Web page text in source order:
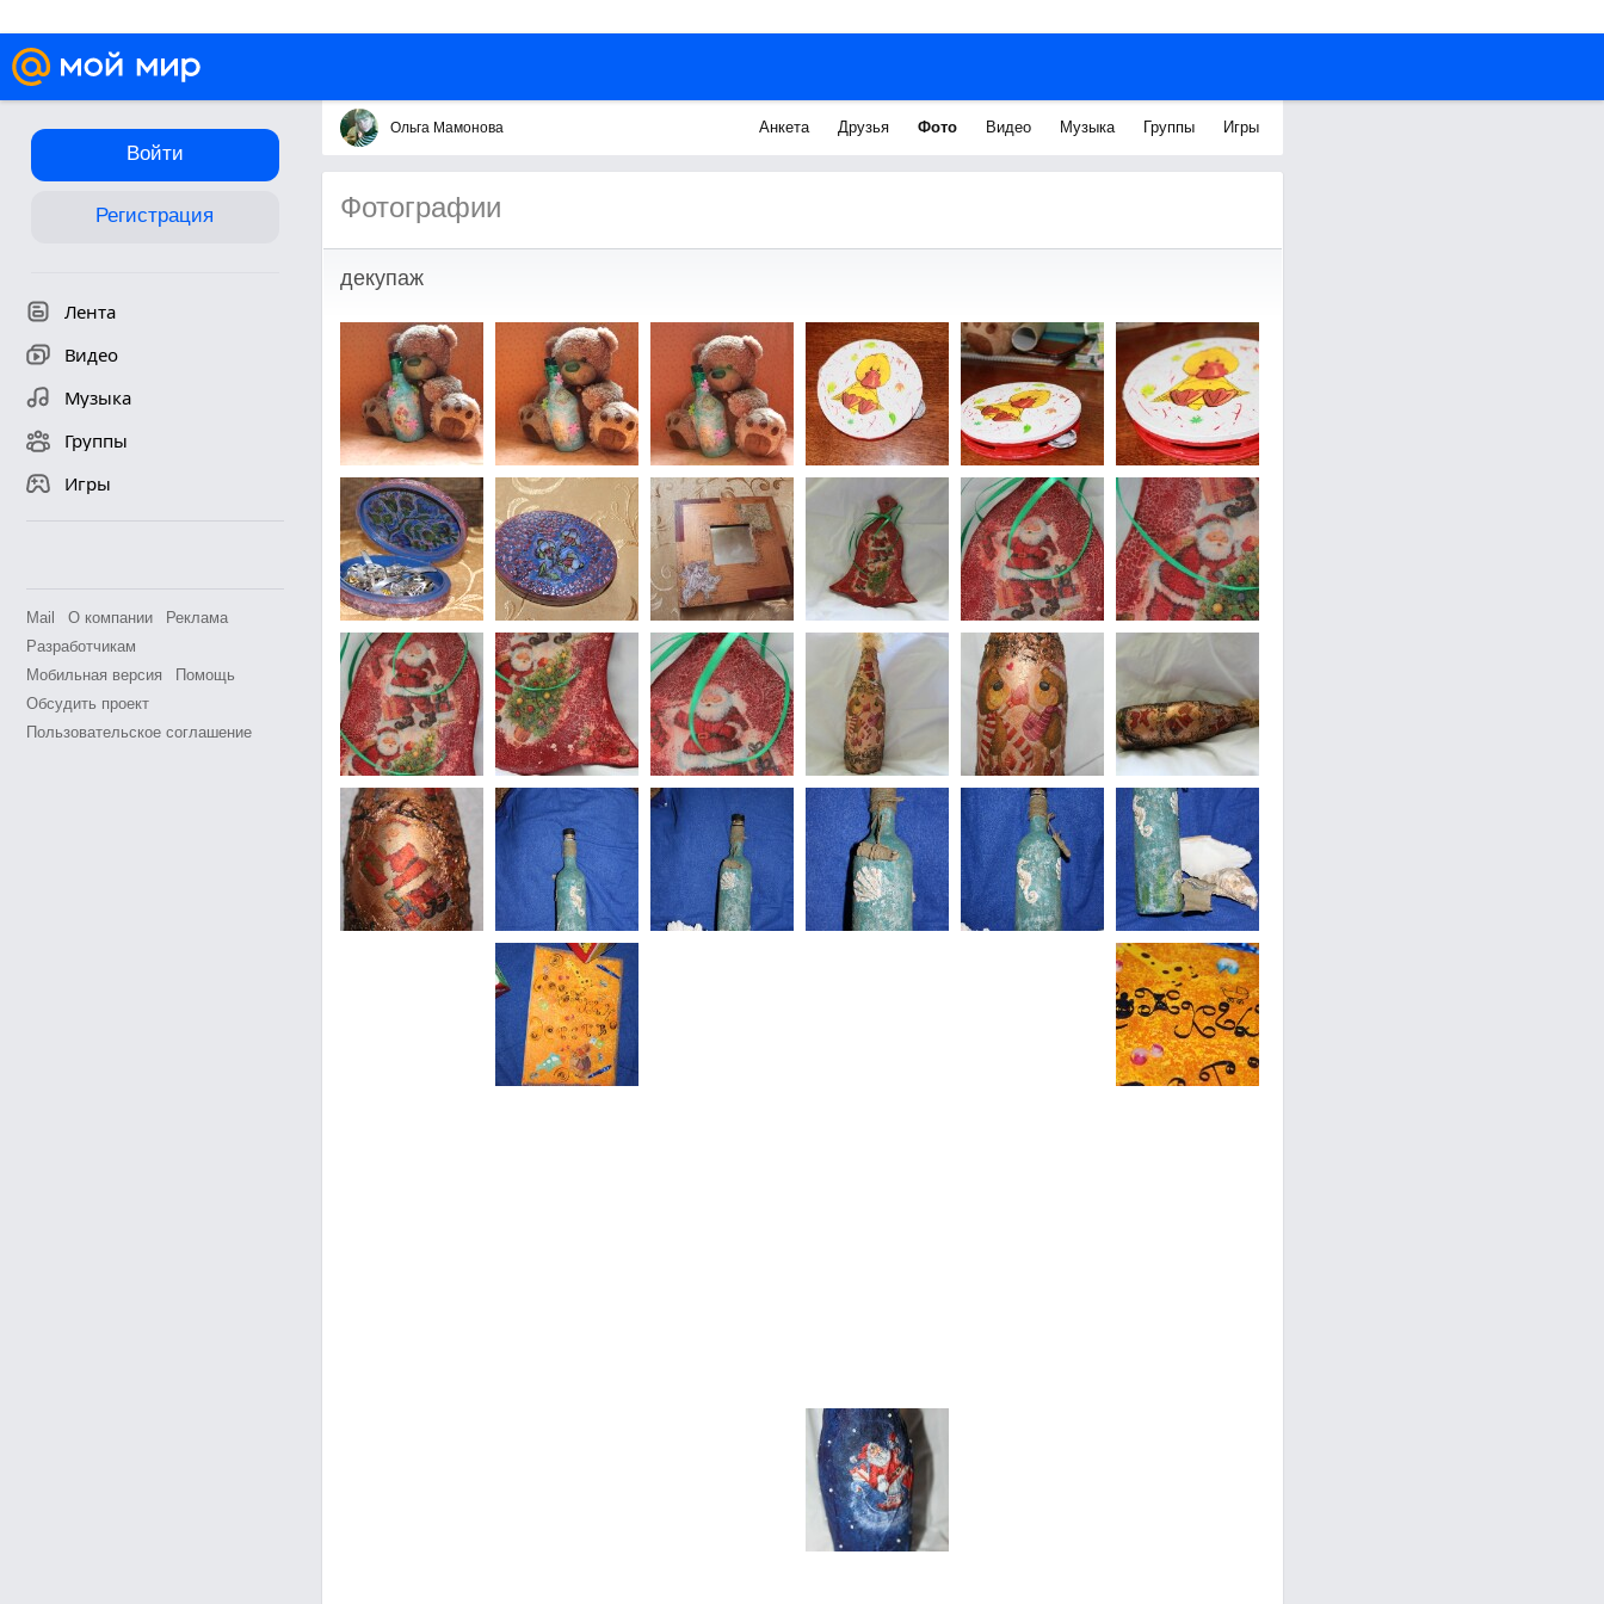
Войти
Регистрация
Лента
Видео
Музыка
Группы
Игры
Mail О компании
Реклама
Разработчикам
Мобильная версия
Помощь
Обсудить проект
Пользовательское соглашение
Ольга Мамонова Анкета Друзья Фото Видео Музыка Группы Игры
Фотографии
декупаж